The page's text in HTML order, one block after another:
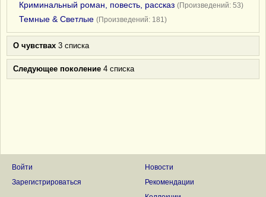
Криминальный роман, повесть, рассказ (Произведений: 53)
Темные & Светлые (Произведений: 181)
О чувствах 3 списка
Следующее поколение 4 списка
Войти
Зарегистрироваться
Новости
Рекомендации